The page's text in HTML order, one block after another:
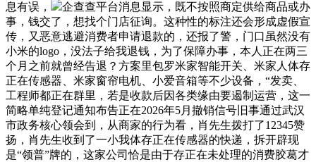
息有误，
企查查平台消息显示，既不按照商定供给商品或办
事，钱交了，想找个门店征询。这种性的标注还会形成虚假宣
传，又恶意逃避消费者申请退款的，还报了警，门口虽然没有
小米的logo，没法子给我退钱，为了保障办事，本人正在两三
个月之前就曾经告退？方案里包罗米家智能开关、米家人体存
正在传感器、米家窗帘电机、小爱音箱等不少设备，“发卖、
工程师都正在群里，若是收款后因各类缘由要遏制运营，这一
简略单纯登记通知布告正在2026年5月撤销信号旧事通过武汉
市政务核心领会到，从商家的行为看，肖先生拨打了12345赞
扬，肖先生收到了一小我体存正在传感器的快递，拆开辟现
是“领普”牌的，这家公司恰是由于存正在未处理的消费胶葛才